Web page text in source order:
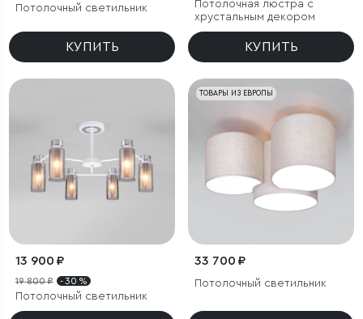
Потолочный светильник
КУПИТЬ
Потолочная люстра с
хрустальным декором
КУПИТЬ
13 900 ₽
19 800 ₽ - 30 %
Потолочный светильник
ТОВАРЫ ИЗ ЕВРОПЫ
33 700 ₽
Потолочный светильник